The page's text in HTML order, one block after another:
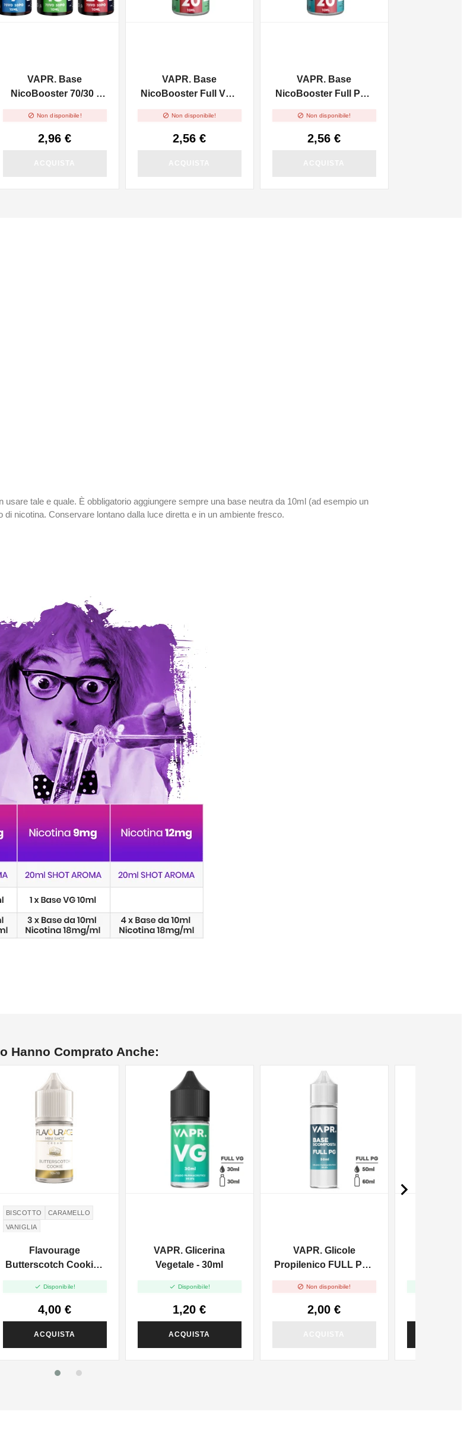
VAPR. Base
NicoBooster 70/30 -
 Non disponibile!
2,96 €
VAPR. Base
NicoBooster Full VG -
 Non disponibile!
2,56 €
VAPR. Base
NicoBooster Full PG -
 Non disponibile!
2,56 €
tale e quale. È obbligatorio aggiungere sempre una base neutra da 10ml (ad esempio un
nicotina. Conservare lontano dalla luce diretta e in un ambiente fresco.
Hanno Comprato Anche:
BISCOTTO
CARAMELLO
VANIGLIA
Flavourage
Butterscotch Cookie -
 Disponibile!
4,00 €
ACQUISTA
VAPR. Glicerina
Vegetale - 30ml
 Disponibile!
1,20 €
ACQUISTA
VAPR. Glicole
Propilenico FULL PG -
 Non disponibile!
2,00 €
NON DISPONIBILE
